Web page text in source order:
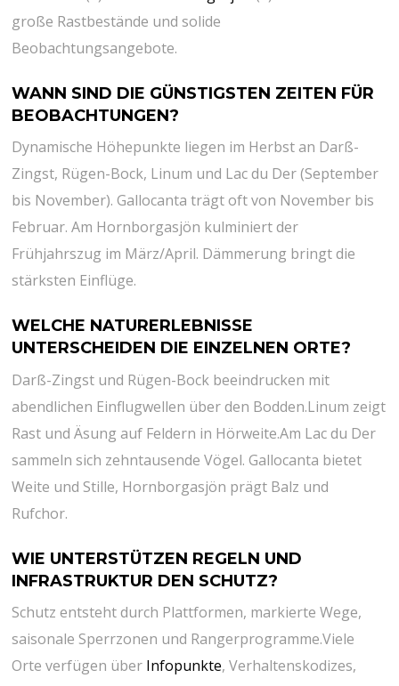
große Rastbestände⁤ und solide
Beobachtungsangebote.
WANN SIND DIE GÜNSTIGSTEN ZEITEN FÜR
BEOBACHTUNGEN?
Dynamische Höhepunkte liegen im Herbst an Darß-
Zingst, Rügen-Bock, Linum und Lac du Der (September
bis November). Gallocanta trägt oft von November bis
Februar. Am ​Hornborgasjön kulminiert der
Frühjahrszug im März/April. ‌Dämmerung bringt die
stärksten Einflüge.
WELCHE NATURERLEBNISSE
UNTERSCHEIDEN DIE ⁢EINZELNEN ORTE?
Darß-Zingst und Rügen-Bock⁤ beeindrucken mit
abendlichen Einflugwellen über den ​Bodden.Linum⁤ zeigt
Rast und Äsung auf Feldern in Hörweite.Am Lac du Der
sammeln sich zehntausende Vögel. Gallocanta⁤ bietet
Weite und Stille, Hornborgasjön prägt⁤ Balz und
Rufchor.
WIE ⁣UNTERSTÜTZEN REGELN​ UND
INFRASTRUKTUR DEN SCHUTZ?
Schutz ⁣entsteht durch ⁣Plattformen, markierte Wege,
saisonale Sperrzonen und Rangerprogramme.Viele
Orte verfügen über Infopunkte, Verhaltenskodizes,